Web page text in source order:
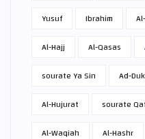
Yusuf
Ibrahim
Al-Hajj
Al-Qasas
sourate Ya Sin
Ad-
Al-Hujurat
sourate
Al-Waqiah
Al-Hashr